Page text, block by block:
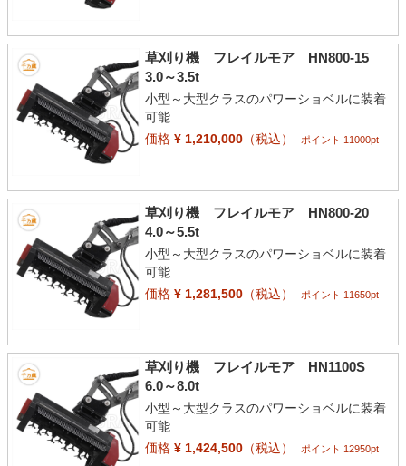
草刈り機 フレイルモア HN800-15
3.0～3.5t
小型～大型クラスのパワーショベルに装着
可能
価格¥ 1,210,000（税込） ポイント 11000pt
草刈り機 フレイルモア HN800-20
4.0～5.5t
小型～大型クラスのパワーショベルに装着
可能
価格¥ 1,281,500（税込） ポイント 11650pt
草刈り機 フレイルモア HN1100S
6.0～8.0t
小型～大型クラスのパワーショベルに装着
可能
価格¥ 1,424,500（税込） ポイント 12950pt